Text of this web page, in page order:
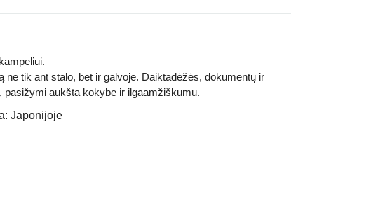
ne tik ant stalo, bet ir galvoje. Daiktadėžės, dokumentų ir
pasižymi aukšta kokybe ir ilgaamžiškumu.
Japonijoje